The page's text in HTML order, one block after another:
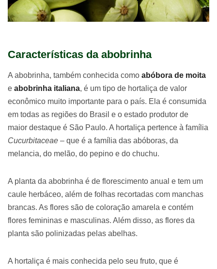
Características da abobrinha
A abobrinha, também conhecida como abóbora de moita
e abobrinha italiana, é um tipo de hortaliça de valor
econômico muito importante para o país. Ela é consumida
em todas as regiões do Brasil e o estado produtor de
maior destaque é São Paulo. A hortaliça pertence à família
Cucurbitaceae – que é a família das abóboras, da
melancia, do melão, do pepino e do chuchu.
A planta da abobrinha é de florescimento anual e tem um
caule herbáceo, além de folhas recortadas com manchas
brancas. As flores são de coloração amarela e contém
flores femininas e masculinas. Além disso, as flores da
planta são polinizadas pelas abelhas.
A hortaliça é mais conhecida pelo seu fruto, que é